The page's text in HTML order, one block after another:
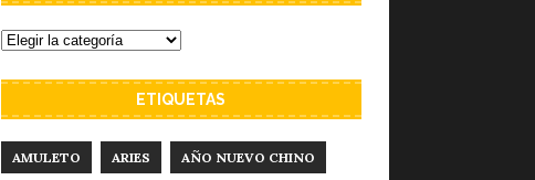
ETIQUETAS
AMULETO ARIES AÑO NUEVO CHINO